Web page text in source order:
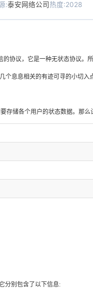
:泰安网络公司热度:2028
协议，它是一种无状态协议。
个息息相关的有迹可寻的小切入
存储各个用户的状态数据。那
分别包含了以下信息: